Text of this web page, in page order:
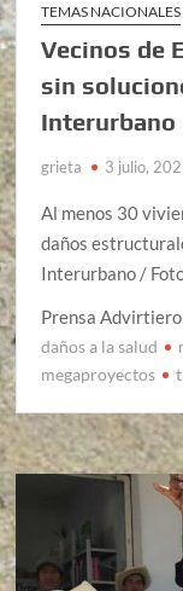
TEMAS NACIONALES
Vecinos de
sin
Interurbano
grieta 3 julio,
Al menos 30
daños
Interurbano /
Prensa
daños a la salud
megaproyectos